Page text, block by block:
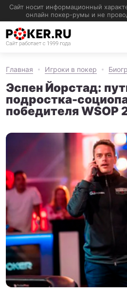
Главная Игроки в покер
Эспен Йорстад:
подростка-
победителя WSOP